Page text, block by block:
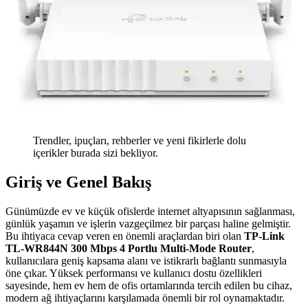
Trendler, ipuçları, rehberler ve yeni fikirlerle dolu
içerikler burada sizi bekliyor.
Giriş ve Genel Bakış
Günümüzde ev ve küçük ofislerde internet altyapısının sağlanması,
günlük yaşamın ve işlerin vazgeçilmez bir parçası haline gelmiştir.
Bu ihtiyaca cevap veren en önemli araçlardan biri olan TP-Link
TL-WR844N 300 Mbps 4 Portlu Multi-Mode Router,
kullanıcılara geniş kapsama alanı ve istikrarlı bağlantı sunmasıyla
öne çıkar. Yüksek performansı ve kullanıcı dostu özellikleri
sayesinde, hem ev hem de ofis ortamlarında tercih edilen bu cihaz,
modern ağ ihtiyaçlarını karşılamada önemli bir rol oynamaktadır.